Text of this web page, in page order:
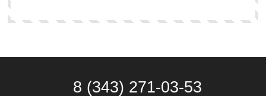
8 (343) 271-03-53